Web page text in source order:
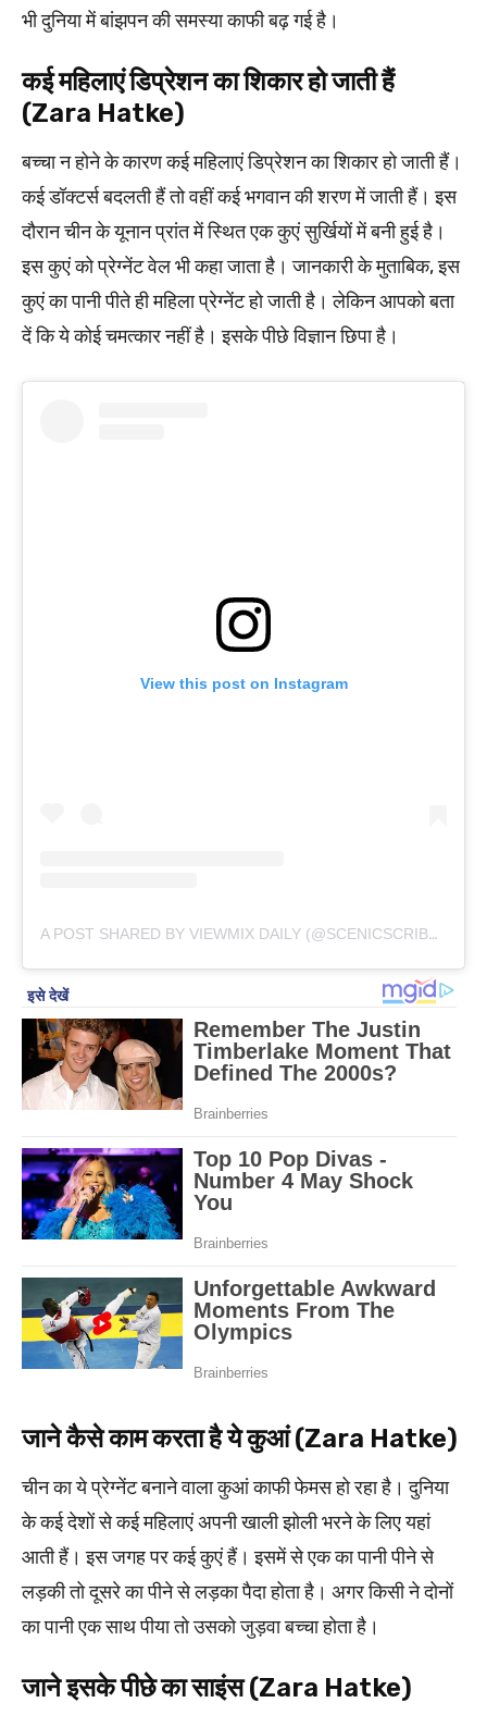
भी दुनिया में बांझपन की समस्या काफी बढ़ गई है।
कई महिलाएं डिप्रेशन का शिकार हो जाती हैं
(Zara Hatke)
बच्चा न होने के कारण कई महिलाएं डिप्रेशन का शिकार हो जाती हैं।
कई डॉक्टर्स बदलती हैं तो वहीं कई भगवान की शरण में जाती हैं। इस
दौरान चीन के यूनान प्रांत में स्थित एक कुएं सुर्खियों में बनी हुई है।
इस कुएं को प्रेग्नेंट वेल भी कहा जाता है। जानकारी के मुताबिक, इस
कुएं का पानी पीते ही महिला प्रेग्नेंट हो जाती है। लेकिन आपको बता
दें कि ये कोई चमत्कार नहीं है। इसके पीछे विज्ञान छिपा है।
View this post on Instagram
A POST SHARED BY VIEWMIX DAILY (@SCENICSCRIBBLES)
जाने कैसे काम करता है ये कुआं (Zara Hatke)
चीन का ये प्रेग्नेंट बनाने वाला कुआं काफी फेमस हो रहा है। दुनिया
के कई देशों से कई महिलाएं अपनी खाली झोली भरने के लिए यहां
आती हैं। इस जगह पर कई कुएं हैं। इसमें से एक का पानी पीने से
लड़की तो दूसरे का पीने से लड़का पैदा होता है। अगर किसी ने दोनों
का पानी एक साथ पीया तो उसको जुड़वा बच्चा होता है।
जाने इसके पीछे का साइंस (Zara Hatke)